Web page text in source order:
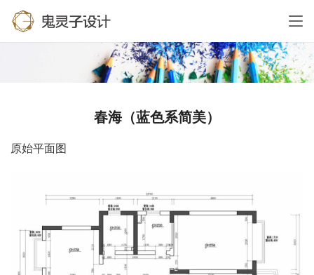
春海（蓝色系简美）
原始平面图